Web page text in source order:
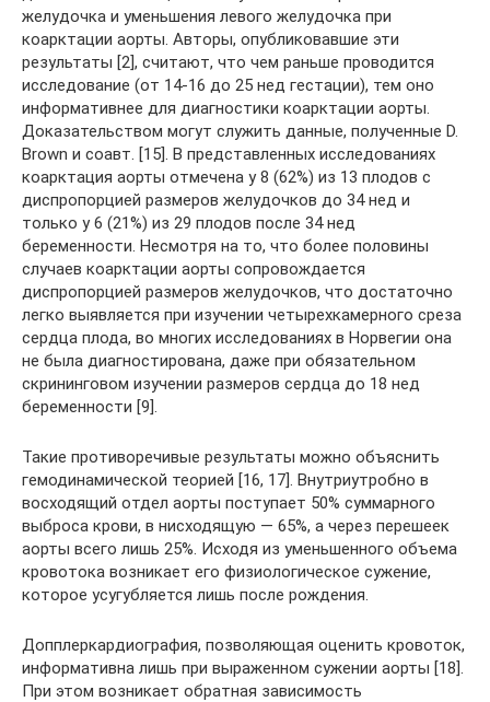
желудочка и уменьшения левого желудочка при
коарктации аорты. Авторы, опубликовавшие эти
результаты [2], считают, что чем раньше проводится
исследование (от 14-16 до 25 нед гестации), тем оно
информативнее для диагностики коарктации аорты.
Доказательством могут служить данные, полученные D.
Brown и соавт. [15]. В представленных исследованиях
коарктация аорты отмечена у 8 (62%) из 13 плодов с
диспропорцией размеров желудочков до 34 нед и
только у 6 (21%) из 29 плодов после 34 нед
беременности. Несмотря на то, что более половины
случаев коарктации аорты сопровождается
диспропорцией размеров желудочков, что достаточно
легко выявляется при изучении четырехкамерного среза
сердца плода, во многих исследованиях в Норвегии она
не была диагностирована, даже при обязательном
скрининговом изучении размеров сердца до 18 нед
беременности [9].
Такие прoтиворечивые результаты можно объяснить
гемодинамической теорией [16, 17]. Внутриутробно в
восходящий отдел аорты поступает 50% суммарного
выброса крови, в нисходящую — 65%, а через перешеек
аорты всего лишь 25%. Исходя из уменьшенного объема
кровотока возникает его физиологическое сужение,
которое усугубляется лишь после рождения.
Допплеркардиография, позволяющая оценить кровоток,
информативна лишь при выраженном сужении аорты [18].
При этом возникает обратная зависимость